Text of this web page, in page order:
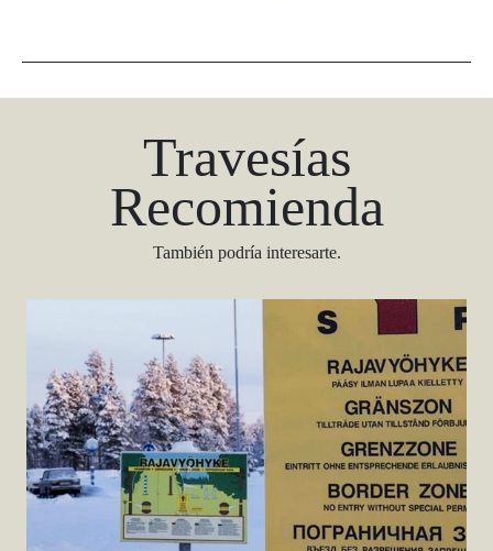
Travesías
Recomienda
También podría interesarte.